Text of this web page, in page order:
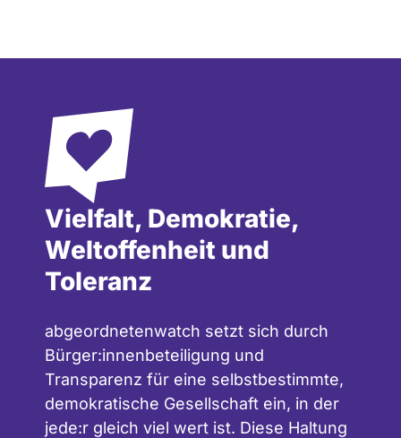
Vielfalt, Demokratie,
Weltoffenheit und
Toleranz
abgeordnetenwatch setzt sich durch
Bürger:innenbeteiligung und
Transparenz für eine selbstbestimmte,
demokratische Gesellschaft ein, in der
jede:r gleich viel wert ist. Diese Haltung